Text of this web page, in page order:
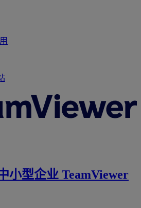
小型企业 TeamViewer